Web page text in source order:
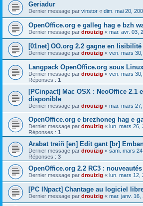
Geriadur
Dernier message par vinstor « dim. mai 20,
OpenOffice.org e galleg hag e bzh
Dernier message par drouizig « mar. avr. 03,
[01net] OO.org 2.2 gagne en
Dernier message par drouizig « ven. mars
Langpack OpenOffice.org sous Linux
Dernier message par drouizig « ven. mars
Réponses : 1
[PCinpact] Mac OSX : NeoOffice 2.1
disponible
Dernier message par drouizig « mar. mars
OpenOffice.org e brezhoneg hag e
Dernier message par drouizig « lun. mars 26,
Réponses : 1
Arabat treiñ [en] Edit gant [br]
Dernier message par drouizig « sam. mars
Réponses : 3
OpenOffice.org 2.2 RC3 :
Dernier message par drouizig « lun. mars 12,
[PC INpact] Chantage au logiciel
Dernier message par drouizig « mar. janv. 16,